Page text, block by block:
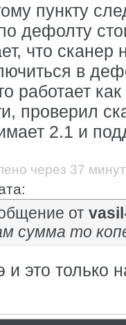
пункту
дефолту
что сканер
в
работает
проверил
2.1 и
через 37 минут
от
сумма то
и это только